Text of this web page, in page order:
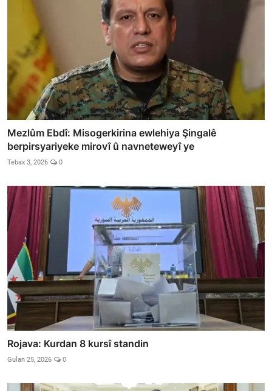
Mezlûm Ebdî: Misogerkirina ewlehiya Şingalê
berpirsyariyeke mirovî û navneteweyî ye
Tebax 3, 2026 0
Rojava: Kurdan 8 kursî standin
Gulan 25, 2026 0